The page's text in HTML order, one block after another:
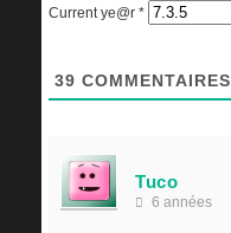
Current ye@r *
39 COMMENTAIRES
Tuco
6 années